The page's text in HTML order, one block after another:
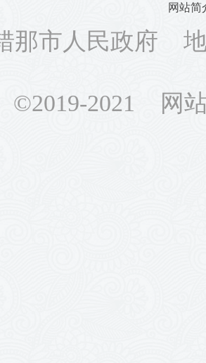
网站简
那市人民政府
©2019-2021 网